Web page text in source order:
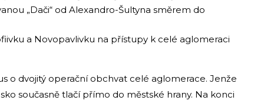
„Dači“ od Alexandro-Šultyna směrem do
a Novopavlivku na přístupy k celé aglomeraci
o dvojitý operační obchvat celé aglomerace. Jenže
současně tlačí přímo do městské hrany. Na konci